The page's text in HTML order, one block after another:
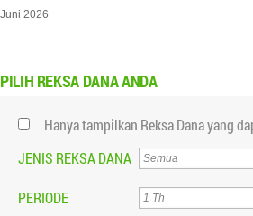
Juni 2026
PILIH REKSA DANA ANDA
Hanya tampilkan Reksa Dana yang
JENIS REKSA DANA
PERIODE